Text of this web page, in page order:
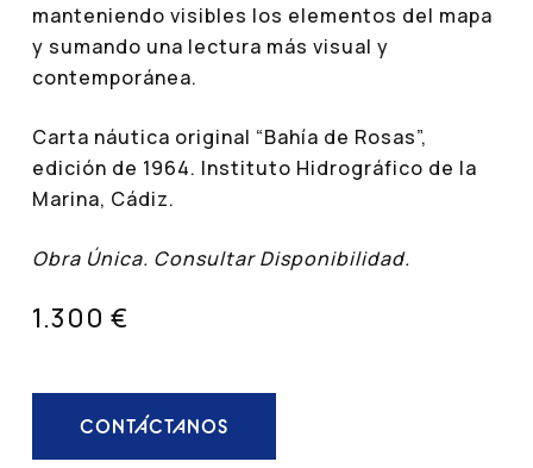
manteniendo visibles los elementos del mapa
y sumando una lectura más visual y
contemporánea.
Carta náutica original “Bahía de Rosas”,
edición de 1964. Instituto Hidrográfico de la
Marina, Cádiz.
Obra Única. Consultar Disponibilidad.
1.300 €
CONTÁCTANOS